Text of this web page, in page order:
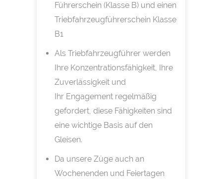
Führerschein (Klasse B) und einen
Triebfahrzeugführerschein Klasse
B1
Als Triebfahrzeugführer werden
Ihre Konzentrationsfähigkeit, Ihre
Zuverlässigkeit und
Ihr Engagement regelmäßig
gefordert, diese Fähigkeiten sind
eine wichtige Basis auf den
Gleisen.
Da unsere Züge auch an
Wochenenden und Feiertagen